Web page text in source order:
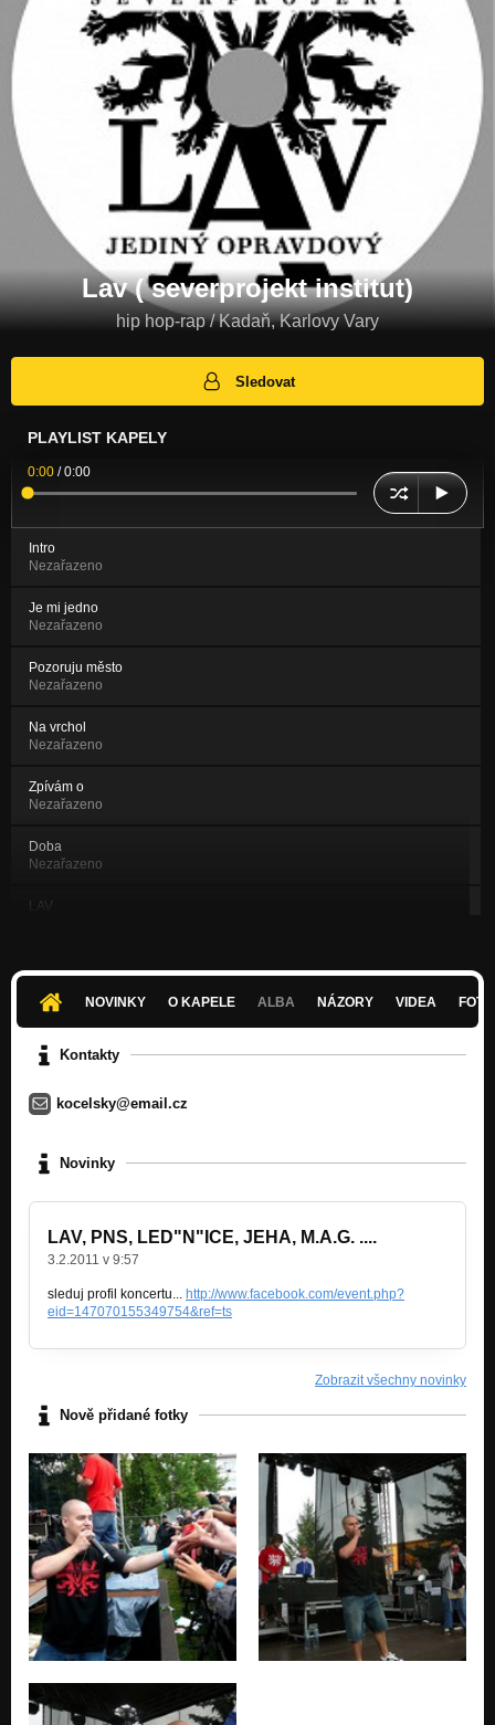
Lav ( severprojekt institut)
hip hop-rap / Kadaň, Karlovy Vary
Sledovat
PLAYLIST KAPELY
0:00 /0:00
Intro
Nezařazeno
Je mi jedno
Nezařazeno
Pozoruju město
Nezařazeno
Na vrchol
Nezařazeno
Zpívám o
Nezařazeno
Doba
Nezařazeno
LAV
O půlnoci
Nezařazeno
Nezařazeno
Nezařazeno
Jediný opravdový
Chvíle viny
NOVINKY O KAPELE ALBA NÁZORY VIDEA
Kontakty
kocelsky@email.cz
Novinky
LAV, PNS, LED"N"ICE, JEHA, M.A.G. ....
3.2.2011 v 9:57
sleduj profil koncertu... http://www.facebook.com/event.php?
eid=147070155349754&ref=ts
Zobrazit všechny novinky
Nově přidané fotky